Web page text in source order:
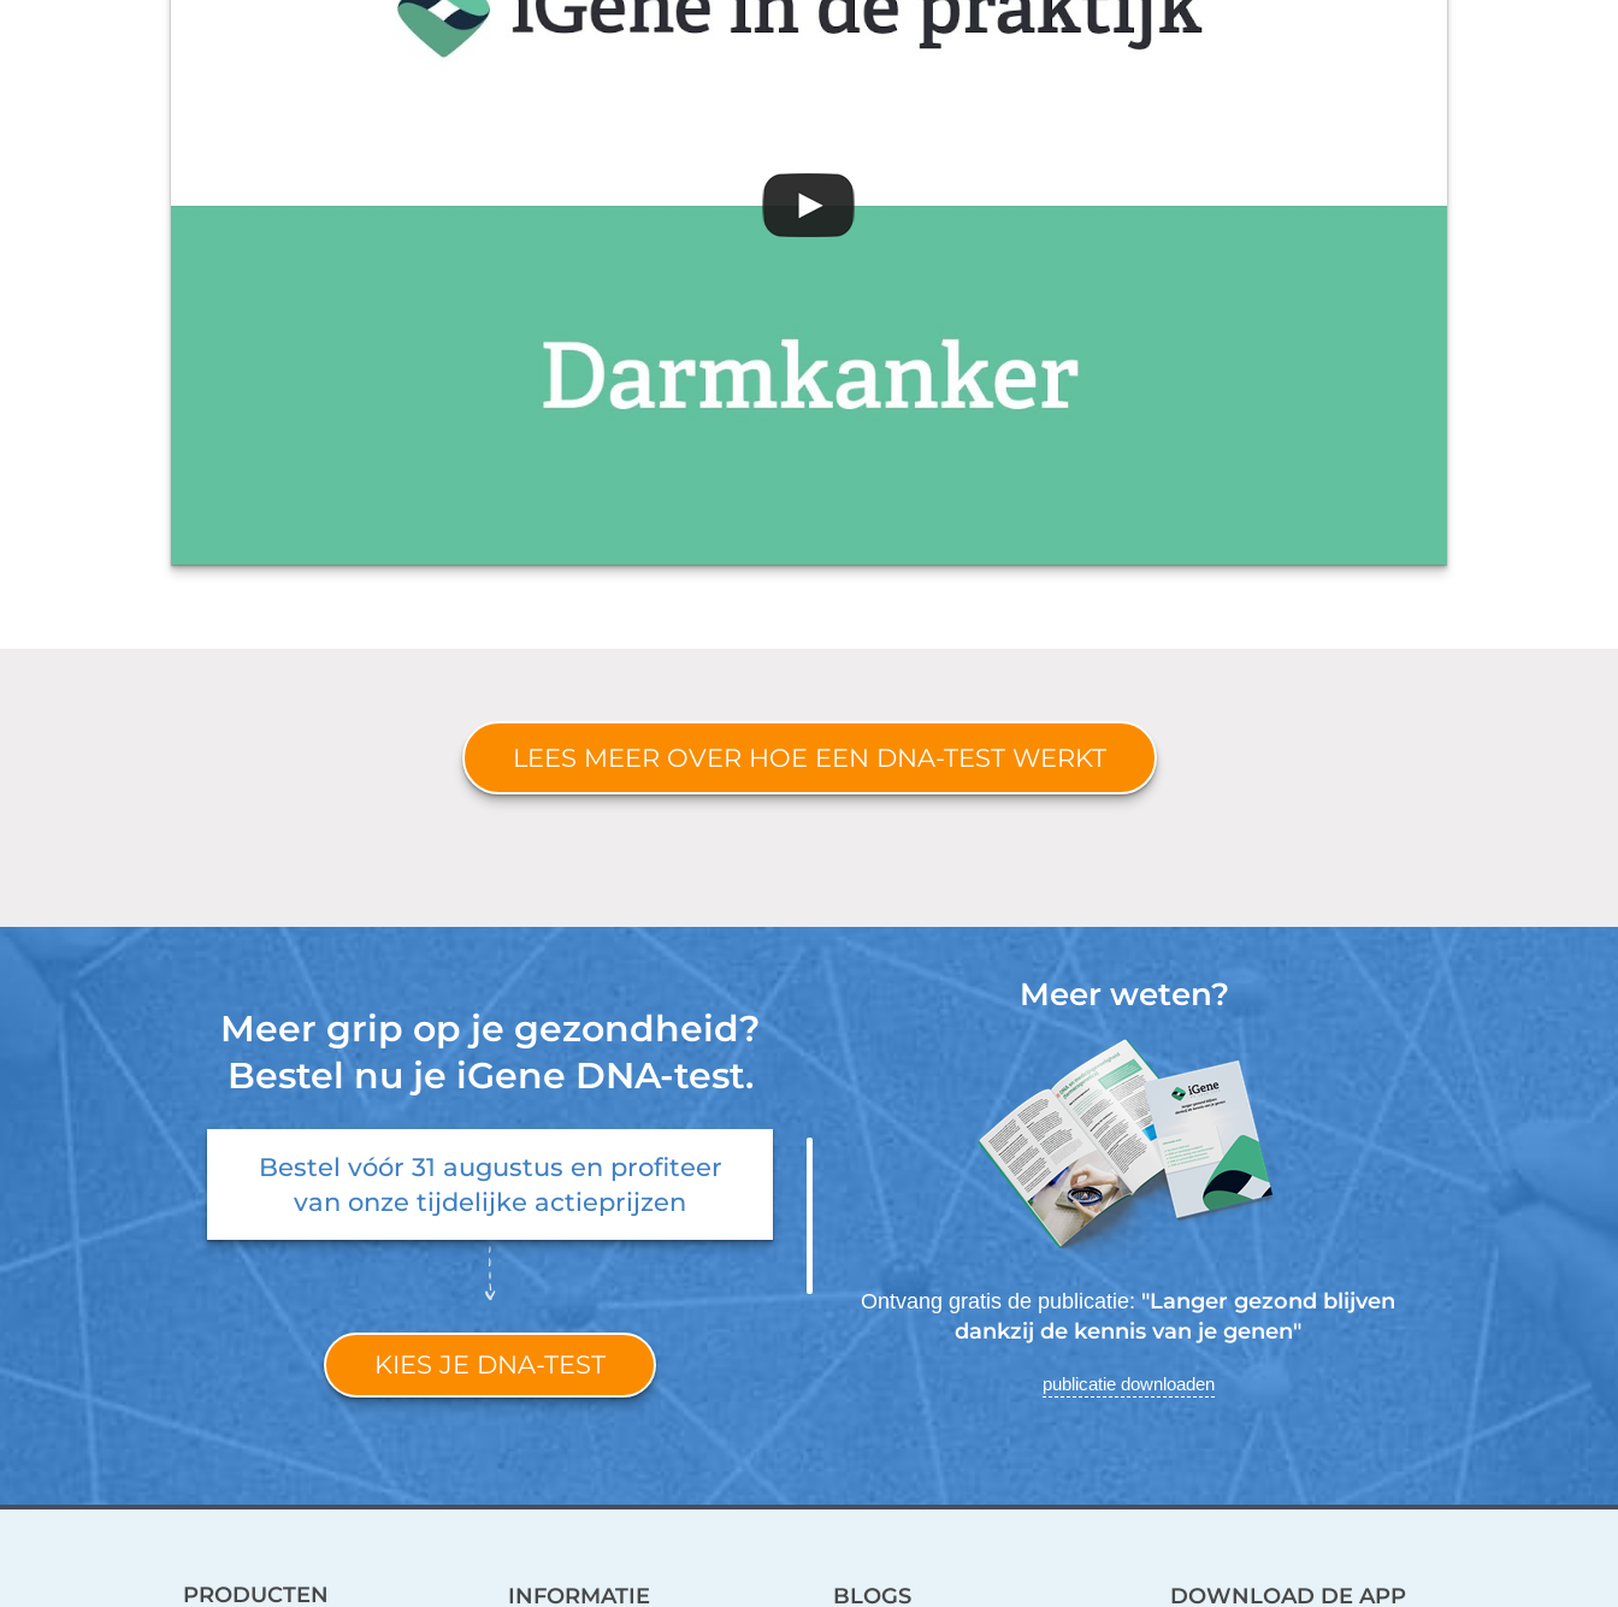
LEES MEER OVER HOE EEN DNA-TEST WERKT
Meer grip op je gezondheid?
Bestel nu je iGene DNA-test.
Bestel vóór 31 augustus en profiteer
van onze tijdelijke actieprijzen
KIES JE DNA-TEST
Meer weten?
Ontvang gratis de publicatie: "Langer gezond blijven
dankzij de kennis van je genen"
publicatie downloaden
PRODUCTEN INFORMATIE BLOGS DOWNLOAD DE APP